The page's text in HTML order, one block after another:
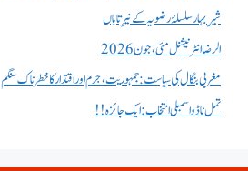
شیرِ بہار سلسلۂ رضویہ کے نیرِ تاباں
الرضا انٹر نیشنل مئی، جون 2026
مغربی بنگال کی سیاست:جمہوریت، جرم اور اقتدار کا خطرناک سنگم
تمل ناڈو اسمبلی انتخاب : ایک جائزہ !!